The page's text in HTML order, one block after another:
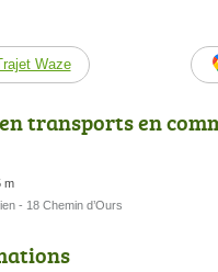
Waze
transports en
m
- 18 Chemin d’Ours